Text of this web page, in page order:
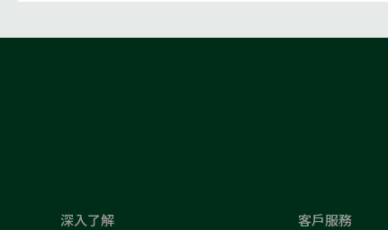
深入了解 客戶服務